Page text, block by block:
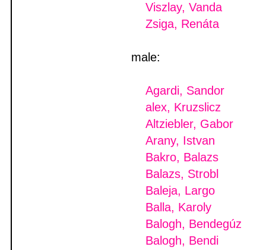
Viszlay, Vanda
Zsiga, Renáta
male:
Agardi, Sandor
alex, Kruzslicz
Altziebler, Gabor
Arany, Istvan
Bakro, Balazs
Balazs, Strobl
Baleja, Largo
Balla, Karoly
Balogh, Bendegúz
Balogh, Bendi